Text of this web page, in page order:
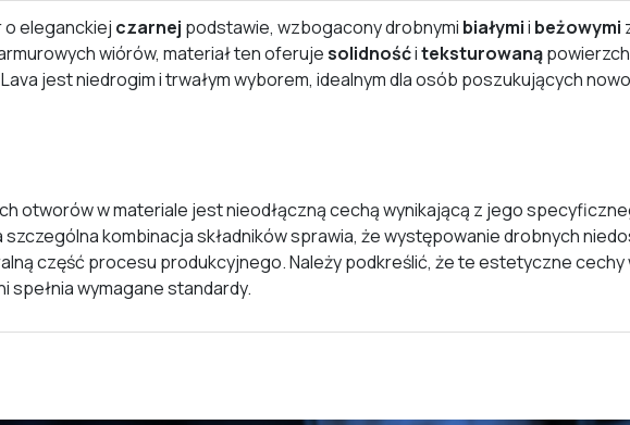
o eleganckiej czarnej podstawie, wzbogacony drobnymi białymii beżowymi
wiórów, materiał ten oferujesolidnośćiteksturowaną
jest niedrogim i trwałym wyborem, idealnym dla osób poszukujących
otworów w materiale jest nieodłączną cechą wynikającą z jego
szczególna kombinacja składników sprawia, że występowanie drobnych
część procesu produkcyjnego. Należy podkreślić, że te estetyczne
spełnia wymagane standardy.